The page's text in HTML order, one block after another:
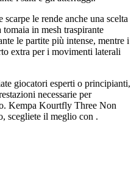
le rende anche una scelta
in mesh traspirante
le partite più intense, mentre i
extra per i movimenti laterali
giocatori esperti o principianti,
necessarie per
Kempa Kourtfly Three Non
scegliete il meglio con .